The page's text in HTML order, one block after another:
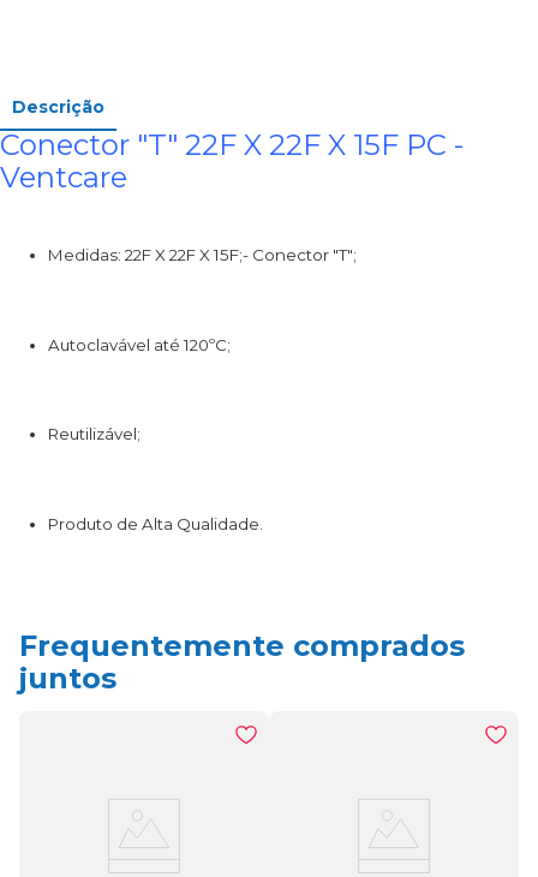
Descrição
Conector "T" 22F X 22F X 15F PC -
Ventcare
Medidas: 22F X 22F X 15F;- Conector "T";
Autoclavável até 120ºC;
Reutilizável;
Produto de Alta Qualidade.
Frequentemente comprados
juntos